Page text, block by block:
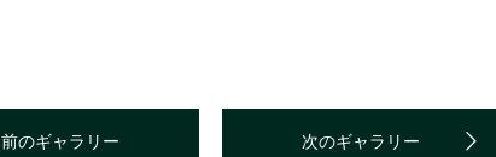
前のギャラリー 次のギャラリー